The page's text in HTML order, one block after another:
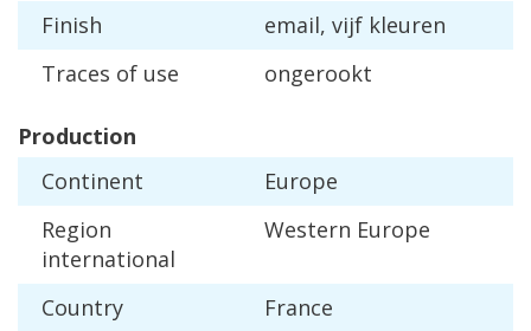
Finish
email, vijf kleuren
Traces of use ongerookt
Production
Continent
Europe
Region
international
Western Europe
Country
France